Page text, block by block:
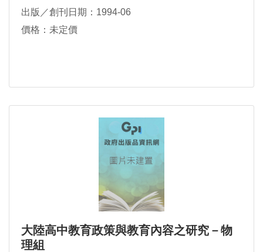
出版／創刊日期：1994-06
價格：未定價
大陸高中教育政策與教育內容之研究－物
理組